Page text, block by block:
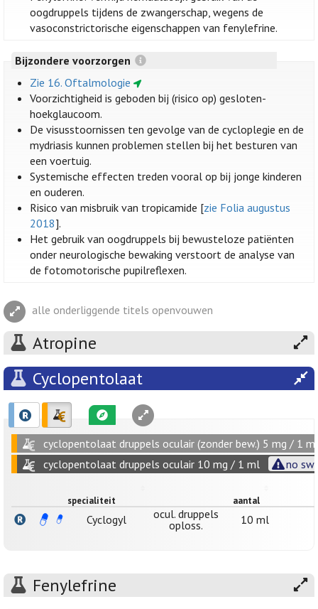
oogdruppels tijdens de zwangerschap, wegens de
vasoconstrictorische eigenschappen van fenylefrine.
Bijzondere voorzorgen
Zie 16. Oftalmologie
Voorzichtigheid is geboden bij (risico op) gesloten-
hoekglaucoom.
De visusstoornissen ten gevolge van de cycloplegie en de
mydriasis kunnen problemen stellen bij het besturen van
een voertuig.
Systemische effecten treden vooral op bij jonge kinderen
en ouderen.
Risico van misbruik van tropicamide [zie Folia augustus
2018].
Het gebruik van oogdruppels bij bewusteloze patiënten
onder neurologische bewaking verstoort de analyse van
de fotomotorische pupilreflexen.
alle onderliggende titels openvouwen
Atropine
Cyclopentolaat
cyclopentolaat druppels oculair (zonder bew.) 5 mg / 1 ml
cyclopentolaat druppels oculair 10 mg / 1 ml
no
specialiteit aantal
Cyclogyl
ocul. druppels
oploss.
10 ml
Fenylefrine